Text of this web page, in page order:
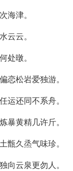
海津。
云云。
处暾。
恋松岩爱独游。
运还同不系舟。
暴黄精几许斤。
甑久烝气味珍。
向云泉更勿人。